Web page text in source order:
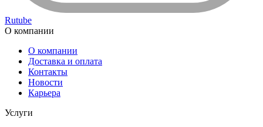
Rutube
О компании
О компании
Доставка и оплата
Контакты
Новости
Карьера
Услуги